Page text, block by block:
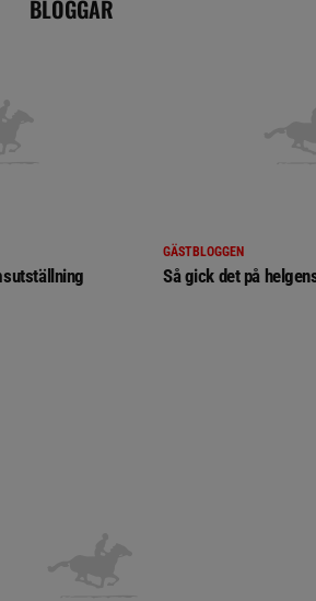
BLOGGAR
GÄSTBLOGGEN
Så gick det på